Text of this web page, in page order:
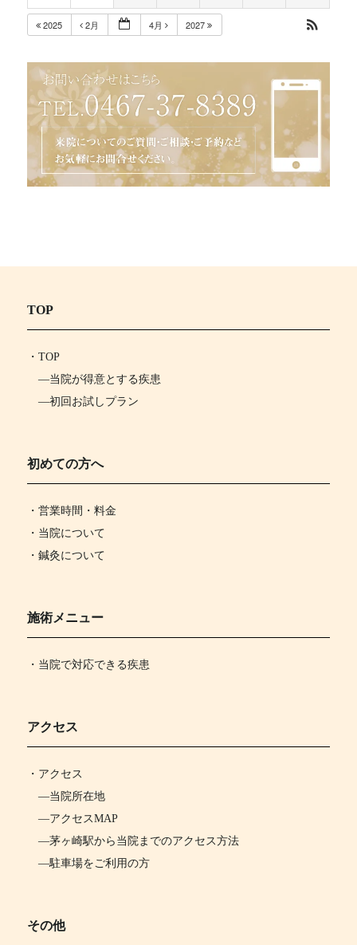
2025 2月 4月 2027
TOP
・ TOP
―当院が得意とする疾患
―初回お試しプラン
初めての方へ
・営業時間・料金
・当院について
・鍼灸について
施術メニュー
・当院で対応できる疾患
アクセス
・ アクセス
―当院所在地
―アクセスMAP
―茅ヶ崎駅から当院までのアクセス方法
―駐車場をご利用の方
その他